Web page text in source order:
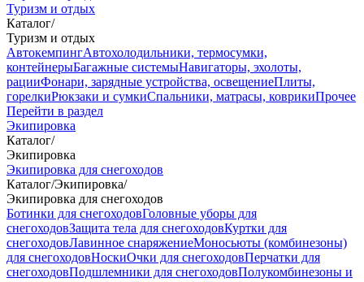
Туризм и отдых
Каталог/
Туризм и отдых
АвтокемпингАвтохолодильники, термосумки,
контейнерыБагажные системыНавигаторы, эхолоты,
рацииФонари, зарядные устройства, освещениеПлиты,
горелкиРюкзаки и сумкиСпальники, матрасы, коврикиПрочее
Перейти в раздел
Экипировка
Каталог/
Экипировка
Экипировка для снегоходов
Каталог/Экипировка/
Экипировка для снегоходов
Ботинки для снегоходовГоловные уборы для
снегоходовЗащита тела для снегоходовКуртки для
снегоходовЛавинное снаряжениеМоносьюты (комбинезоны)
для снегоходовНоскиОчки для снегоходовПерчатки для
снегоходовПодшлемники для снегоходовПолукомбинезоны и